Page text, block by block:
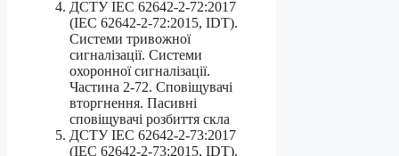
ДСТУ IEC 62642-2-72:2017
(IEC 62642-2-72:2015, IDT).
Системи тривожної
сигналізації. Системи
охоронної сигналізації.
Частина 2-72. Сповіщувачі
вторгнення. Пасивні
сповіщувачі розбиття скла
ДСТУ IEC 62642-2-73:2017
(IEC 62642-2-73:2015, IDT).